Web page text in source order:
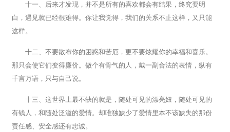
十一、后来才发现，并不是所有的喜欢都会有结果，终究要明
白，遇见就已经很难得。你让我觉得，我们的关系不止这样，又只能
这样。
十二、不要散布你的困惑和苦厄，更不要炫耀你的幸福和喜乐。
那只会使它们变得廉价。做个有骨气的人，戴一副合法的表情，纵有
千言万语，只与自己说。
十三、这世界上最不缺的就是，随处可见的漂亮妞，随处可见的
有钱人，和随处泛滥的爱情。却唯独缺少了爱情里本不该缺失的那份
责任感、安全感还有忠诚。